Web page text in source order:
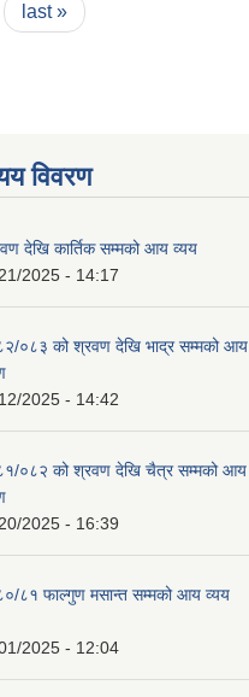
last »
विवरण
देखि कार्तिक सम्मको आय व्यय
2025 - 14:17
०८३ को श्रवण देखि भाद्र सम्मको आय
2025 - 14:42
०८२ को श्रवण देखि चैत्र सम्मको आय
2025 - 16:39
८१ फाल्गुण मसान्त सम्मको आय व्यय
2025 - 12:04